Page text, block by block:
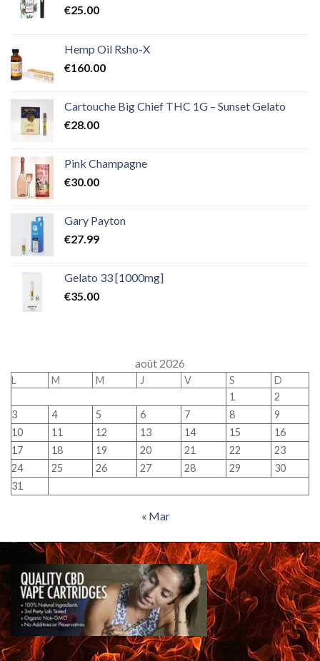
€25.00
Hemp Oil Rsho-X
€160.00
Cartouche Big Chief THC 1G – Sunset Gelato
€28.00
Pink Champagne
€30.00
Gary Payton
€27.99
Gelato 33 [1000mg]
€35.00
août 2026
L M M J V S
D
1
2
3
4 5 6 7 8
9
10
11 12 13 14 15
16
17
18 19 20 21 22
23
24
25 26 27 28 29
30
31
« Mar